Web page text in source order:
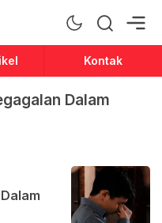
Kontak
Dalam